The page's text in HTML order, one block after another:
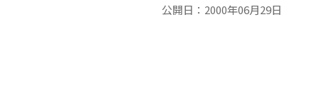
公開日： 2000年06月29日